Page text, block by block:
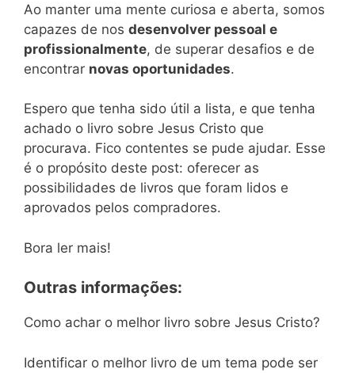
Ao manter uma mente curiosa e aberta, somos
capazes de nos desenvolver pessoal e
profissionalmente, de superar desafios e de
encontrar novas oportunidades.
Espero que tenha sido útil a lista, e que tenha
achado o livro sobre Jesus Cristo que
procurava. Fico contentes se pude ajudar. Esse
é o propósito deste post: oferecer as
possibilidades de livros que foram lidos e
aprovados pelos compradores.
Bora ler mais!
Outras informações:
Como achar o melhor livro sobre Jesus Cristo?
Identificar o melhor livro de um tema pode ser